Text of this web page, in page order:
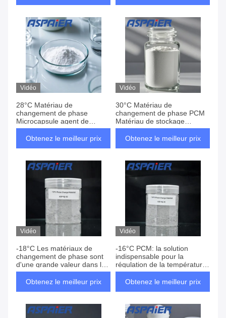
les applications exigeant une
absorption et une dissipation
rapides de la chaleur
Vidéo
28°C Matériau de
changement de phase
Microcapsule agent de
refroidissement PCM
convient pour les tissus de
Obtenez le meilleur prix
Vidéo
30°C Matériau de
changement de phase PCM
Matériau de stockage
thermique Matériau de
construction Matériau de
froide
Obtenez le meilleur prix
Vidéo
-18°C Les matériaux de
changement de phase sont
d'une grande valeur dans les
applications nécessitant un
contrôle de la température et
Obtenez le meilleur prix
Vidéo
-16°C PCM: la solution
indispensable pour la
régulation de la température
dans des environnements à
basse température - Le choix
dans des environnements
froids
Obtenez le meilleur prix